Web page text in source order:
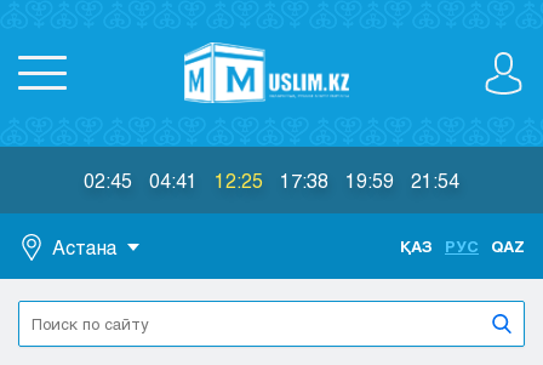
02:45 04:41 12:25 17:38 19:59 21:54
Астана
Астана
Алматы
ҚАЗ РУС QAZ